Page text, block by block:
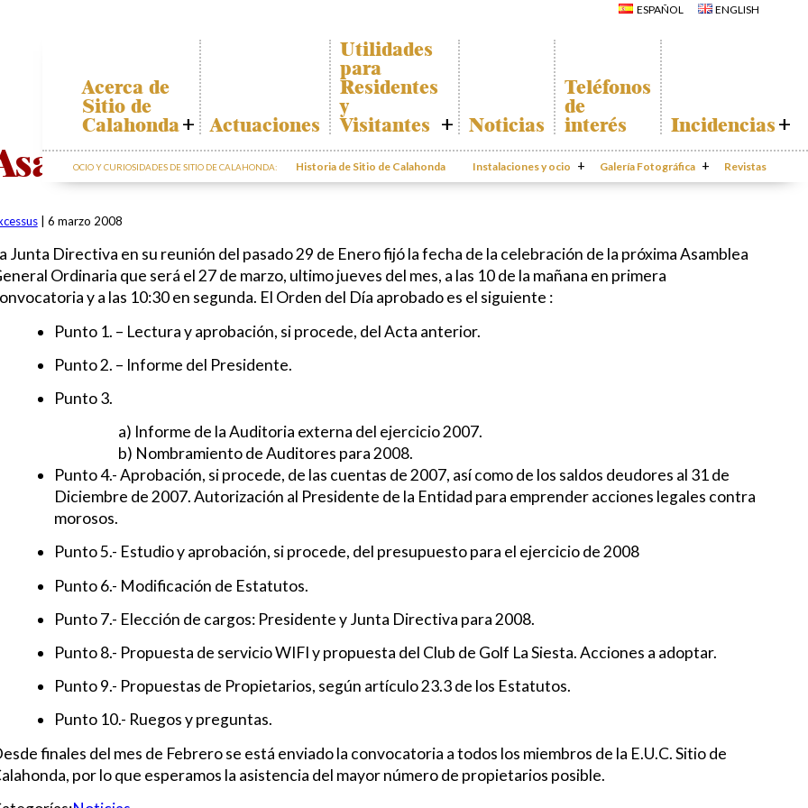
ESPAÑOL ENGLISH
Acerca de
Sitio de
Calahonda
Quiénes somos
Junta Directiva
Actas e
Informes
Anuales
Calahonda en
Contactar
Actuaciones
Utilidades
para
Residentes
y
Visitantes
Plano de
Calahonda
Transporte
Información
sobre podas
Noticias
Teléfonos
de
interés Incidencias
Incidencias
App Gecor
OCIO Y CURIOSIDADES DE SITIO DE CALAHONDA: Historia de Sitio de Calahonda Instalaciones y ocio
Parque Calahonda
Senda litoral Mijas
Ruta a pie
singulares
Parque Canino
Galería Fotográfica
comerciales
Iglesia de San
Miguel
Parques de Sitio de
Vivero de
Calahonda
Revistas
6 marzo 2008
Junta Directiva en su reunión del pasado 29 de Enero fijó la fecha de la celebración de la próxima Asamblea
Ordinaria que será el 27 de marzo, ultimo jueves del mes, a las 10 de la mañana en primera
y a las 10:30 en segunda. El Orden del Día aprobado es el siguiente :
Punto 1. – Lectura y aprobación, si procede, del Acta anterior.
Punto 2. – Informe del Presidente.
Punto 3.
a) Informe de la Auditoria externa del ejercicio 2007.
b) Nombramiento de Auditores para 2008.
Punto 4.- Aprobación, si procede, de las cuentas de 2007, así como de los saldos deudores al 31 de
Diciembre de 2007. Autorización al Presidente de la Entidad para emprender acciones legales contra
morosos.
Punto 5.- Estudio y aprobación, si procede, del presupuesto para el ejercicio de 2008
Punto 6.- Modificación de Estatutos.
Punto 7.- Elección de cargos: Presidente y Junta Directiva para 2008.
Punto 8.- Propuesta de servicio WIFI y propuesta del Club de Golf La Siesta. Acciones a adoptar.
Punto 9.- Propuestas de Propietarios, según artículo 23.3 de los Estatutos.
Punto 10.- Ruegos y preguntas.
finales del mes de Febrero se está enviado la convocatoria a todos los miembros de la E.U.C. Sitio de
por lo que esperamos la asistencia del mayor número de propietarios posible.